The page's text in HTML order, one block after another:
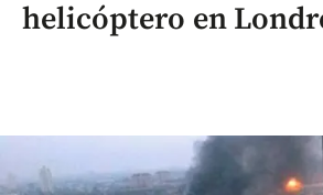
helicóptero en